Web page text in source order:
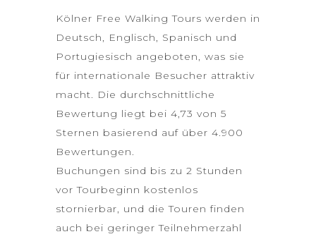
Kölner Free Walking Tours werden in
Deutsch, Englisch, Spanisch und
Portugiesisch angeboten, was sie
für internationale Besucher attraktiv
macht. Die durchschnittliche
Bewertung liegt bei 4,73 von 5
Sternen basierend auf über 4.900
Bewertungen.
Buchungen sind bis zu 2 Stunden
vor Tourbeginn kostenlos
stornierbar, und die Touren finden
auch bei geringer Teilnehmerzahl